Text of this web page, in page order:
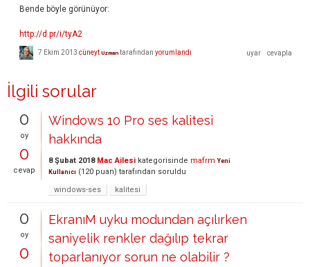
Bende böyle görünüyor:
http://d.pr/i/tyA2
7 Ekim 2013 cüneyt Uzman tarafından yorumlandı
İlgili sorular
0
oy
0
cevap
Windows 10 Pro ses kalitesi
hakkında
8 Şubat 2018 Mac Ailesi kategorisinde mafrm Yeni
Kullanıcı (120 puan) tarafından soruldu
windows-ses
kalitesi
0
oy
0
EkranıM uyku modundan açılırken
saniyelik renkler dağılıp tekrar
toparlanıyor sorun ne olabilir ?